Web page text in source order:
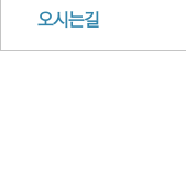
오시는길